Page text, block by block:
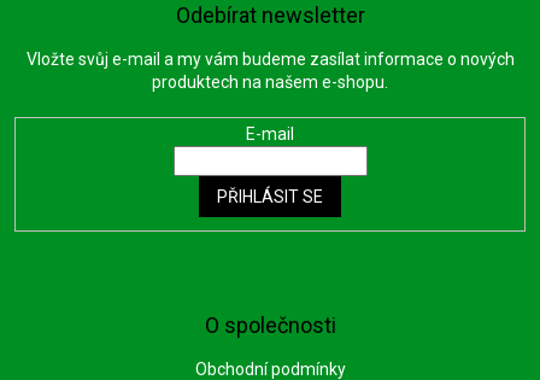
O společnosti
Obchodní podmínky
Odebírat newsletter
Vložte svůj e-mail a my vám budeme zasílat informace o nových
produktech na našem e-shopu.
E-mail
PŘIHLÁSIT SE